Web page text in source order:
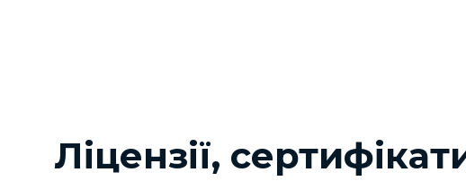
Ліцензії,